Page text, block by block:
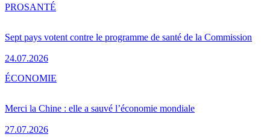
Sept pays votent contre le programme de santé de la Commission
24.07.2026
PROSANTÉ
Merci la Chine : elle a sauvé l’économie mondiale
27.07.2026
ÉCONOMIE